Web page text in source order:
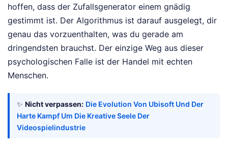
hoffen, dass der Zufallsgenerator einem gnädig
gestimmt ist. Der Algorithmus ist darauf ausgelegt, dir
genau das vorzuenthalten, was du gerade am
dringendsten brauchst. Der einzige Weg aus dieser
psychologischen Falle ist der Handel mit echten
Menschen.
✨ Nicht verpassen: Die Evolution Von Ubisoft Und Der
Harte Kampf Um Die Kreative Seele Der
Videospielindustrie